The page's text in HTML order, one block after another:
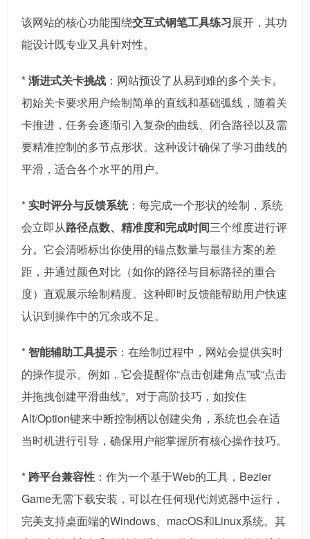
该网站的核心功能围绕交互式钢笔工具练习展开，其功
能设计既专业又具针对性。
*渐进式关卡挑战 ：网站预设了从易到难的多个关卡。
初始关卡要求用户绘制简单的直线和基础弧线，随着关
卡推进，任务会逐渐引入复杂的曲线、闭合路径以及需
要精准控制的多节点形状。这种设计确保了学习曲线的
平滑，适合各个水平的用户。
*实时评分与反馈系统：每完成一个形状的绘制，系统
会立即从路径点数、精准度和完成时间三个维度进行评
分。它会清晰标出你使用的锚点数量与最佳方案的差
距，并通过颜色对比（如你的路径与目标路径的重合
度）直观展示绘制精度。这种即时反馈能帮助用户快速
认识到操作中的冗余或不足。
*智能辅助工具提示 ：在绘制过程中，网站会提供实时
的操作提示。例如，它会提醒你“点击创建角点”或“点击
并拖拽创建平滑曲线”。对于高阶技巧，如按住
Alt/Option键来中断控制柄以创建尖角，系统也会在适
当时机进行引导，确保用户能掌握所有核心操作技巧。
* 跨平台兼容性 ：作为一个基于Web的工具，Bezier
Game无需下载安装，可以在任何现代浏览器中运行，
完美支持桌面端的Windows、macOS和Linux系统。其